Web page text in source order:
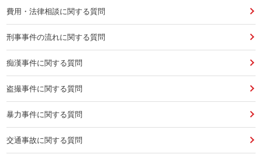
費用・法律相談に関する質問
刑事事件の流れに関する質問
痴漢事件に関する質問
盗撮事件に関する質問
暴力事件に関する質問
交通事故に関する質問